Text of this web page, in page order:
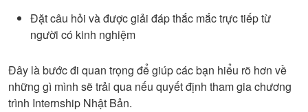
Đặt câu hỏi và được giải đáp thắc mắc trực tiếp từ
người có kinh nghiệm
Đây là bước đi quan trọng để giúp các bạn hiểu rõ hơn về
những gì mình sẽ trải qua nếu quyết định tham gia chương
trình Internship Nhật Bản.